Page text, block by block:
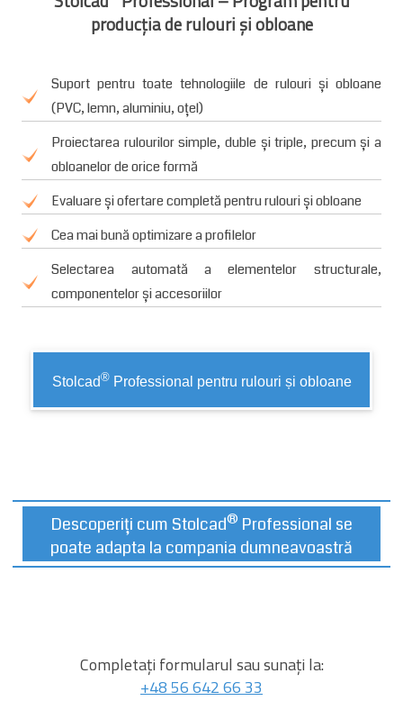
producția de rulouri și obloane
Suport pentru toate tehnologiile de rulouri și obloane
(PVC, lemn, aluminiu, oțel)
Proiectarea rulourilor simple, duble și triple, precum și a
obloanelor de orice formă
Evaluare și ofertare completă pentru rulouri și obloane
Cea mai bună optimizare a profilelor
Selectarea automată a elementelor structurale,
componentelor și accesoriilor
Stolcad®Professional pentru rulouri și obloane
Descoperiți cum Stolcad® Professional se
poate adapta la compania dumneavoastră
Completați formularul sau sunați la:
+48 56 642 66 33